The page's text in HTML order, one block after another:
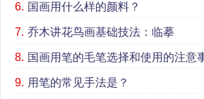
6. 国画用什么样的颜料？
7. 乔木讲花鸟画基础技法：临摹
8. 国画用笔的毛笔选择和使用的注意
9. 用笔的常见手法是？